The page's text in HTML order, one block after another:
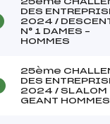
DES
2024 /
N° 1 DAMES –
HOMMES
25ème
DES
2024 / SLALOM
GEANT HOMMES